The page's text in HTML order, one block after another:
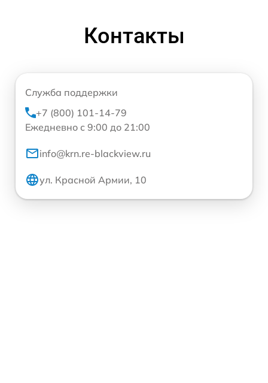
Контакты
Служба поддержки
+7 (800) 101-14-79
Ежедневно с 9:00 до 21:00
info@krn.re-blackview.ru
ул. Красной Армии, 10